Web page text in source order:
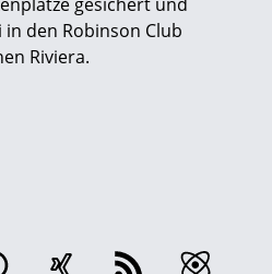
in den Robinson Club
Riviera.